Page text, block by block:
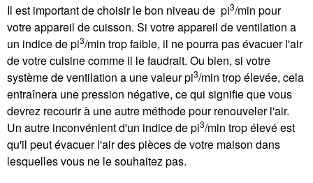
Il est important de choisir le bon niveau de pi3/min pour
votre appareil de cuisson. Si votre appareil de ventilation a
un indice de pi3/min trop faible, il ne pourra pas évacuer l'air
de votre cuisine comme il le faudrait. Ou bien, si votre
système de ventilation a une valeur pi3/min trop élevée, cela
entraînera une pression négative, ce qui signifie que vous
devrez recourir à une autre méthode pour renouveler l'air.
Un autre inconvénient d'un indice de pi3/min trop élevé est
qu'il peut évacuer l'air des pièces de votre maison dans
lesquelles vous ne le souhaitez pas.